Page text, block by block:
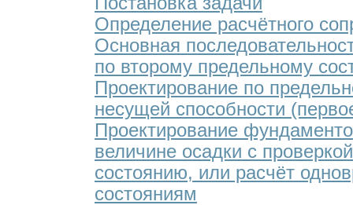
Определение расчётного
Основная
по второму предельному
Проектирование по
несущей способности
Проектирование
величине осадки с
состоянию, или расчёт
состояниям